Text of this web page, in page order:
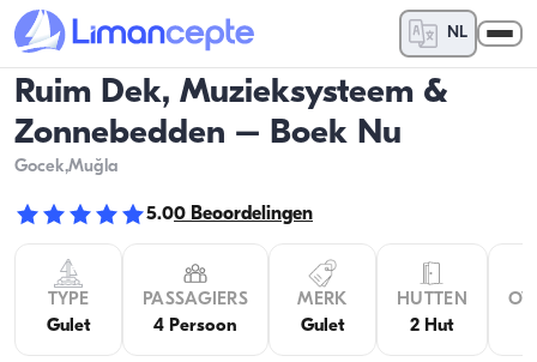
NL
Ruim Dek, Muzieksysteem &
Zonnebedden – Boek Nu
Gocek,Muğla
5.00 Beoordelingen
TYPE
Gulet
PASSAGIERS
4 Persoon
MERK
Gulet
HUTTEN
2 Hut